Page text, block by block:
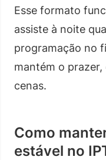
Esse formato
assiste à noite
programação no
mantém o prazer,
cenas.
Como
estável no